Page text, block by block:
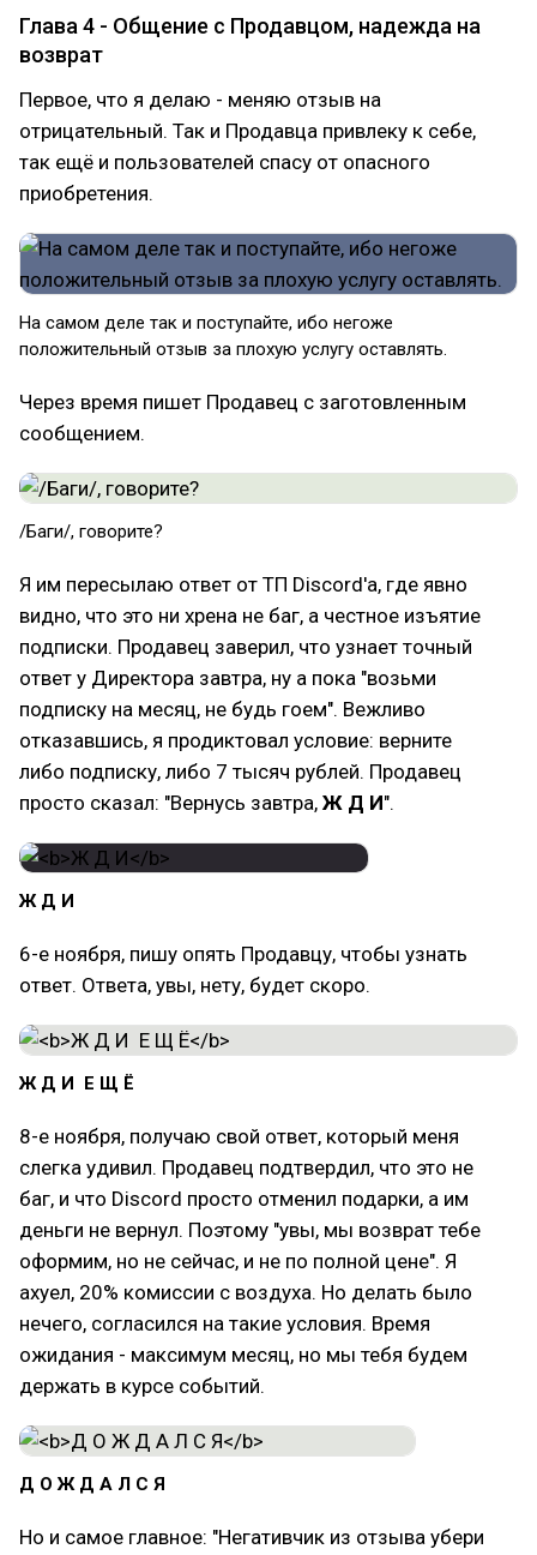
Глава 4 - Общение с Продавцом, надежда на
возврат
Первое, что я делаю - меняю отзыв на
отрицательный. Так и Продавца привлеку к себе,
так ещё и пользователей спасу от опасного
приобретения.
На самом деле так и поступайте, ибо негоже
положительный отзыв за плохую услугу оставлять.
Через время пишет Продавец с заготовленным
сообщением.
/Баги/, говорите?
Я им пересылаю ответ от ТП Discord'a, где явно
видно, что это ни хрена не баг, а честное изъятие
подписки. Продавец заверил, что узнает точный
ответ у Директора завтра, ну а пока "возьми
подписку на месяц, не будь гоем". Вежливо
отказавшись, я продиктовал условие: верните
либо подписку, либо 7 тысяч рублей. Продавец
просто сказал: "Вернусь завтра, Ж Д И".
Ж Д И
6-е ноября, пишу опять Продавцу, чтобы узнать
ответ. Ответа, увы, нету, будет скоро.
Ж Д И Е Щ Ё
8-е ноября, получаю свой ответ, который меня
слегка удивил. Продавец подтвердил, что это не
баг, и что Discord просто отменил подарки, а им
деньги не вернул. Поэтому "увы, мы возврат тебе
оформим, но не сейчас, и не по полной цене". Я
ахуел, 20% комиссии с воздуха. Но делать было
нечего, согласился на такие условия. Время
ожидания - максимум месяц, но мы тебя будем
держать в курсе событий.
Д О Ж Д А Л С Я
Но и самое главное: "Негативчик из отзыва убери